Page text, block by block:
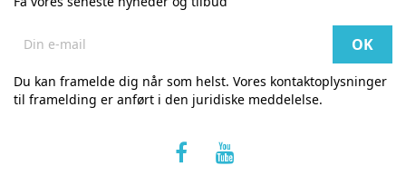
Du kan framelde dig når som helst. Vores kontaktoplysninger
til framelding er anført i den juridiske meddelelse.